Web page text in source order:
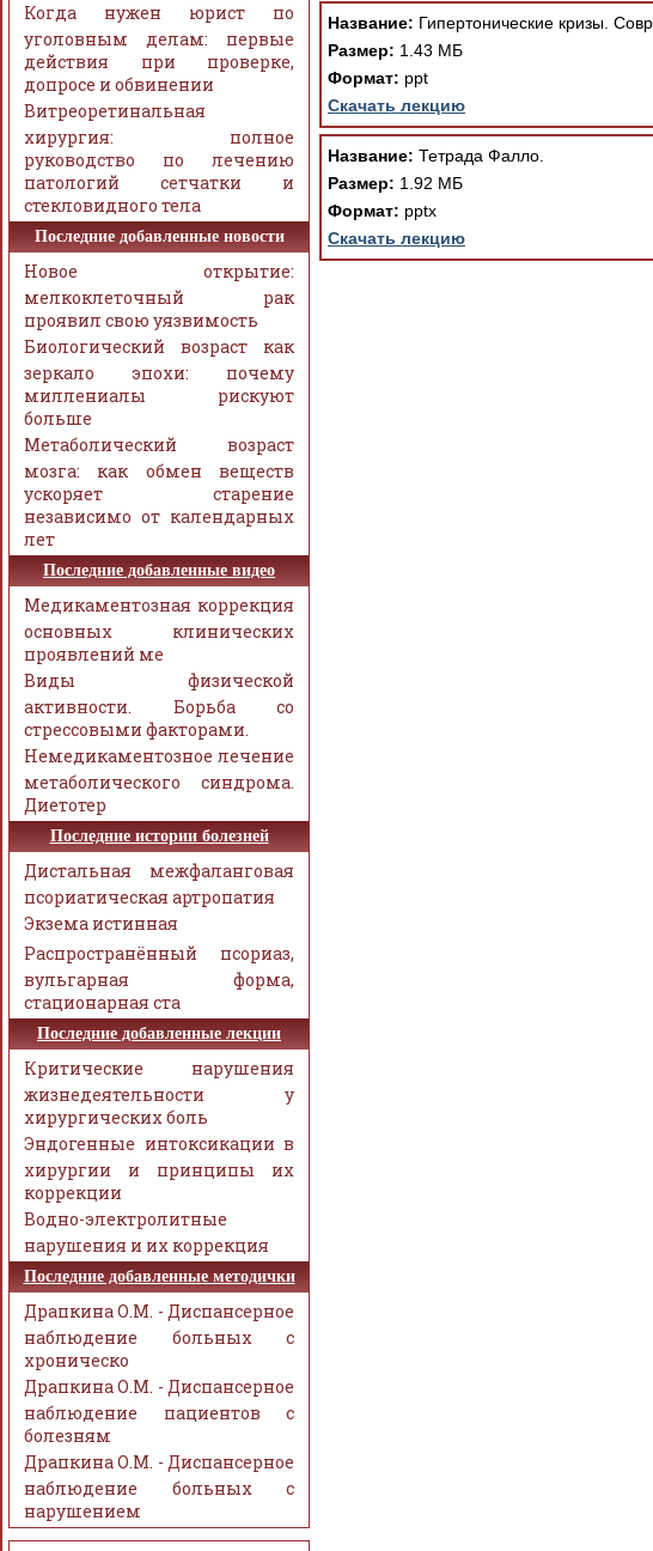
Название: Гипертонические кризы.
Размер: 1.43 МБ
Формат: ppt
Скачать лекцию
Название: Тетрада Фалло.
Размер: 1.92 МБ
Формат: pptx
Скачать лекцию
Когда нужен юрист по
уголовным делам: первые
действия при проверке,
допросе и обвинении
Витреоретинальная
хирургия: полное
руководство по лечению
патологий сетчатки и
стекловидного тела
Последние добавленные новости
Новое открытие:
мелкоклеточный рак
проявил свою уязвимость
Биологический возраст как
зеркало эпохи: почему
миллениалы рискуют
больше
Метаболический возраст
мозга: как обмен веществ
ускоряет старение
независимо от календарных
лет
Последние добавленные видео
Медикаментозная коррекция
основных клинических
проявлений ме
Виды физической
активности. Борьба со
стрессовыми факторами.
Немедикаментозное лечение
метаболического синдрома.
Диетотер
Последние истории болезней
Дистальная межфаланговая
псориатическая артропатия
Экзема истинная
Распространённый псориаз,
вульгарная форма,
стационарная ста
Последние добавленные лекции
Критические нарушения
жизнедеятельности у
хирургических боль
Эндогенные интоксикации в
хирургии и принципы их
коррекции
Водно-электролитные
нарушения и их коррекция
Последние добавленные методички
Драпкина О.М. - Диспансерное
наблюдение больных с
хроническо
Драпкина О.М. - Диспансерное
наблюдение пациентов с
болезням
Драпкина О.М. - Диспансерное
наблюдение больных с
нарушением